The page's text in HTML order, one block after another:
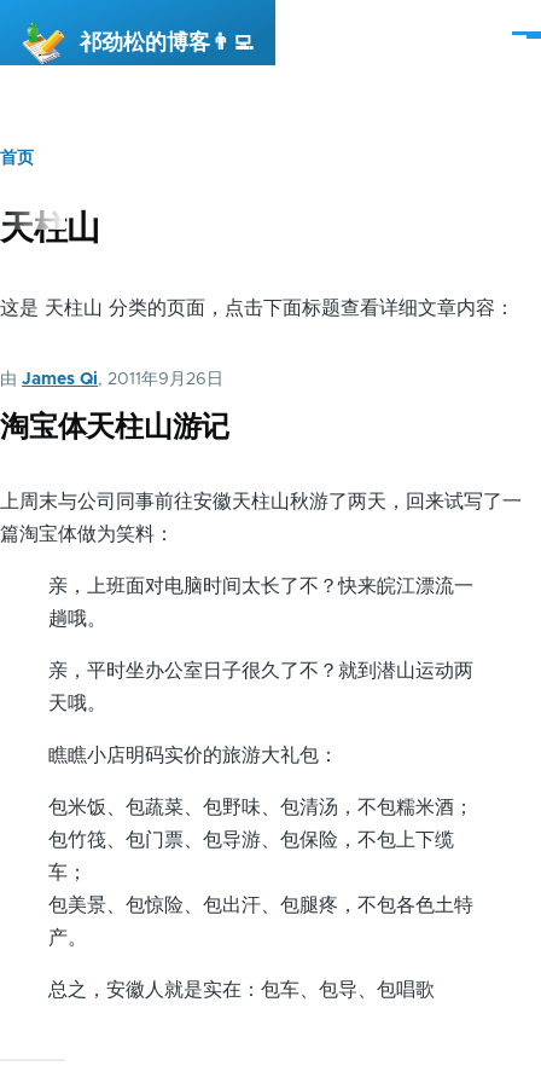
祁劲松的博客👨‍💻
菜
面
包
屑
首页
天柱山
这是 天柱山 分类的页面，点击下面标题查看详细文章内容：
由 James Qi, 2011年9月26日
淘宝体天柱山游记
上周末与公司同事前往安徽天柱山秋游了两天，回来试写了一
篇淘宝体做为笑料：
亲，上班面对电脑时间太长了不？快来皖江漂流一
趟哦。
亲，平时坐办公室日子很久了不？就到潜山运动两
天哦。
瞧瞧小店明码实价的旅游大礼包：
包米饭、包蔬菜、包野味、包清汤，不包糯米酒；
包竹筏、包门票、包导游、包保险，不包上下缆
车；
包美景、包惊险、包出汗、包腿疼，不包各色土特
产。
总之，安徽人就是实在：包车、包导、包唱歌